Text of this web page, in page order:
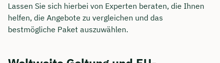
Lassen Sie sich hierbei von Experten beraten, die Ihnen
helfen, die Angebote zu vergleichen und das
bestmögliche Paket auszuwählen.